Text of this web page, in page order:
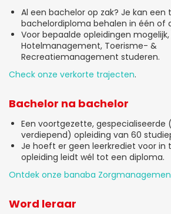
Al een bachelor op zak? Je kan een
bachelordiploma behalen in één of
Voor bepaalde opleidingen
Hotelmanagement, Toerisme- &
Recreatiemanagement studeren.
Check onze verkorte trajecten.
Bachelor na bachelor
Een voortgezette, gespecialiseerde
verdiepend) opleiding van 60
Je hoeft er geen leerkrediet voor in
opleiding leidt wél tot een diploma.
Ontdek onze banaba
Word leraar